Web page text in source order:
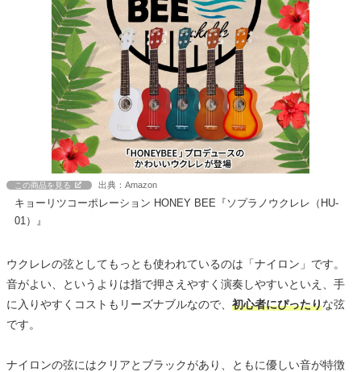
この商品を見る 出典：Amazon
キョーリツコーポレーション HONEY BEE『ソプラノウクレレ（HU-
01）』
ウクレレの弦としてもっとも使われているのは「ナイロン」です。
音がよい、というよりは指で押さえやすく演奏しやすいといえ、手
に入りやすくコストもリーズナブルなので、 初心者にぴったりな弦
です。
ナイロンの弦にはクリアとブラックがあり、ともに優しい音が特徴